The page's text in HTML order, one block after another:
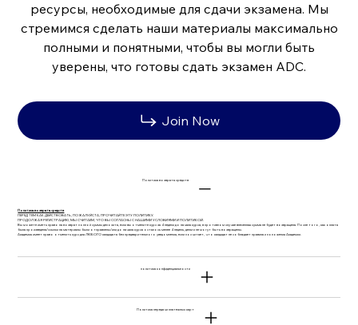
ресурсы, необходимые для сдачи экзамена. Мы
стремимся сделать наши материалы максимально
полными и понятными, чтобы вы могли быть
уверены, что готовы сдать экзамен ADC.
Join Now
Политика возврата средств
Политика возврата средств
ПЕРЕД ТЕМ КАК ДЕЙСТВОВАТЬ, ПОЖАЛУЙСТА, ПРОЧИТАЙТЕ ЭТУ ПОЛИТИКУ.
ПРОДОЛЖАЯ РЕГИСТРАЦИЮ, МЫ СЧИТАЕМ, ЧТО ВЫ СОГЛАСНЫ С НАШИМИ УСЛОВИЯМИ И ПОЛИТИКОЙ.
Вы можете иметь право на возврат полной суммы депозита, если вы отмените курс за 4 недели до начала курса; в противном случае внесенная сумма не будет возвращена. После того, как оплата
была произведена/ссылки на материалы были отправлены/или до начала курса осталось менее 4 недель, деньги не могут быть возвращены.
Академия имеет право отменить курс для ЛЮБОГО кандидата без предварительного уведомления, если посчитает, что кандидат не соблюдает правила и положения Академии.
политика конфиденциальности
Политика передачи платежных карт